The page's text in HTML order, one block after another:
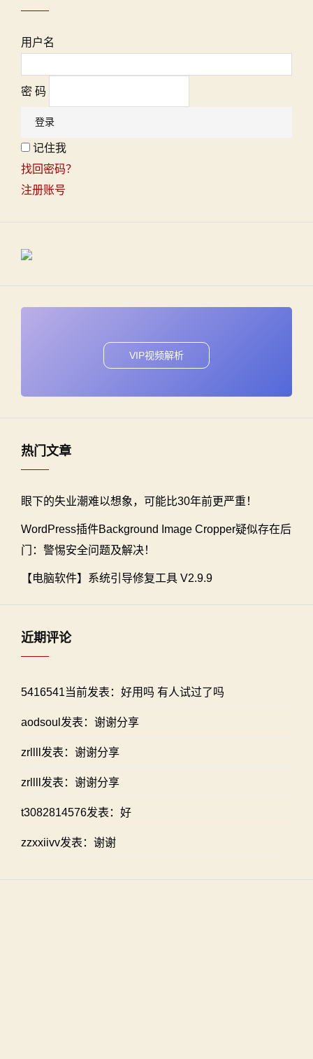
用户名
密 码
记住我
找回密码？
注册账号
VIP视频解析
热门文章
眼下的失业潮难以想象，可能比30年前更严重！
WordPress插件Background Image Cropper疑似存在后
门：警惕安全问题及解决！
【电脑软件】系统引导修复工具 V2.9.9
近期评论
5416541当前发表：好用吗 有人试过了吗
aodsoul发表：谢谢分享
zrllll发表：谢谢分享
zrllll发表：谢谢分享
t3082814576发表：好
zzxxiivv发表：谢谢